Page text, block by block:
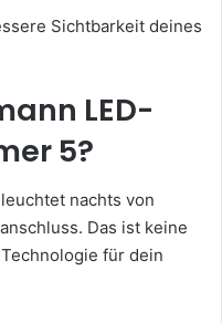
Sichtbarkeit deines
LED-
5?
nachts von
Das ist keine
für dein